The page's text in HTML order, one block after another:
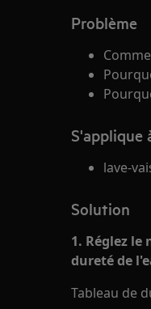
Problème
S'applique
lave-
Solution
1. Réglez
dureté de
Tableau de